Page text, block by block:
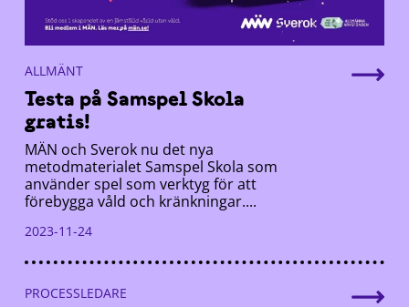
ALLMÄNT
Testa på Samspel Skola
gratis!
MÄN och Sverok nu det nya
metodmaterialet Samspel Skola som
använder spel som verktyg för att
förebygga våld och kränkningar....
2023-11-24
PROCESSLEDARE